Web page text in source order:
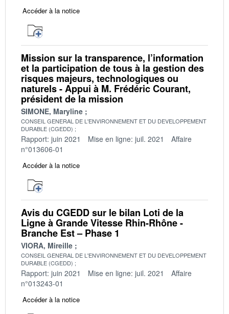
Accéder à la notice
Mission sur la transparence, l’information
et la participation de tous à la gestion des
risques majeurs, technologiques ou
naturels - Appui à M. Frédéric Courant,
président de la mission
SIMONE, Maryline
CONSEIL GENERAL DE L'ENVIRONNEMENT ET DU DEVELOPPEMENT
DURABLE (CGEDD)
Rapport: juin 2021 Mise en ligne: juil. 2021
Affaire
n°013606-01
Accéder à la notice
Avis du CGEDD sur le bilan Loti de la
Ligne à Grande Vitesse Rhin-Rhône -
Branche Est – Phase 1
VIORA, Mireille
CONSEIL GENERAL DE L'ENVIRONNEMENT ET DU DEVELOPPEMENT
DURABLE (CGEDD)
Rapport: juin 2021 Mise en ligne: juil. 2021
Affaire
n°013243-01
Accéder à la notice